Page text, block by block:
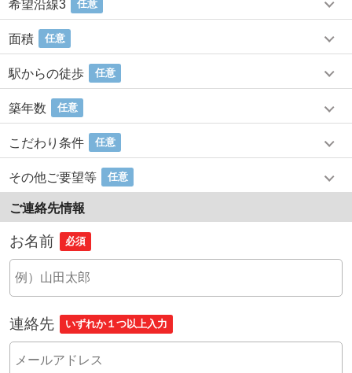
希望沿線3 任意
面積 任意
駅からの徒歩 任意
築年数 任意
こだわり条件 任意
その他ご要望等 任意
ご連絡先情報
お名前 必須
連絡先 いずれか１つ以上入力